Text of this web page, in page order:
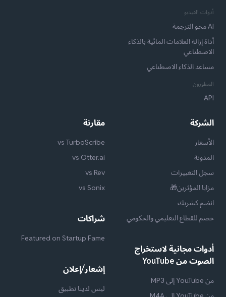
أدوات الفيديو
AI محو الترجمة
أداة إزالة العلامات المائية بالذكاء
الاصطناعي
مساعد الذكاء الاصطناعي
المطورون
API
الشركة
الأسعار
المدونة
سجل التغييرات
مزايا المؤثرين🎁
انضم كشريك
خصم للقطاع التعليمي والحكومي
أدوات مجانية لاستخراج
الصوت من YouTube
من YouTube إلى MP3
مقارنة
vs TurboScribe
vs Otter.ai
vs Rev
vs Sonix
شراكات
Featured on Startup Fame
إشعار/إعلان
ليس لدينا تطبيق